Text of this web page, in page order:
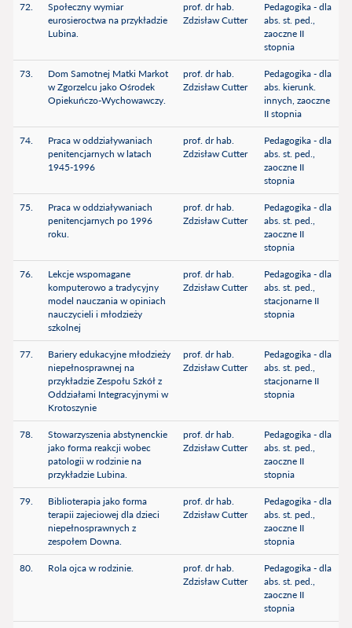
72.
Społeczny wymiar
eurosieroctwa na przykładzie
Lubina.
prof. dr hab.
Zdzisław Cutter
Pedagogika - dla
abs. st. ped.,
zaoczne II
stopnia
73.
Dom Samotnej Matki Markot
w Zgorzelcu jako Ośrodek
Opiekuńczo-Wychowawczy.
prof. dr hab.
Zdzisław Cutter
Pedagogika - dla
abs. kierunk.
innych, zaoczne
II stopnia
74.
Praca w oddziaływaniach
penitencjarnych w latach
1945-1996
prof. dr hab.
Zdzisław Cutter
Pedagogika - dla
abs. st. ped.,
zaoczne II
stopnia
75.
Praca w oddziaływaniach
penitencjarnych po 1996
roku.
prof. dr hab.
Zdzisław Cutter
Pedagogika - dla
abs. st. ped.,
zaoczne II
stopnia
76.
Lekcje wspomagane
komputerowo a tradycyjny
model nauczania w opiniach
nauczycieli i młodzieży
szkolnej
prof. dr hab.
Zdzisław Cutter
Pedagogika - dla
abs. st. ped.,
stacjonarne II
stopnia
77.
Bariery edukacyjne młodzieży
niepełnosprawnej na
przykładzie Zespołu Szkół z
Oddziałami Integracyjnymi w
Krotoszynie
prof. dr hab.
Zdzisław Cutter
Pedagogika - dla
abs. st. ped.,
stacjonarne II
stopnia
78.
Stowarzyszenia abstynenckie
jako forma reakcji wobec
patologii w rodzinie na
przykładzie Lubina.
prof. dr hab.
Zdzisław Cutter
Pedagogika - dla
abs. st. ped.,
zaoczne II
stopnia
79.
Biblioterapia jako forma
terapii zajeciowej dla dzieci
niepełnosprawnych z
zespołem Downa.
prof. dr hab.
Zdzisław Cutter
Pedagogika - dla
abs. st. ped.,
zaoczne II
stopnia
80. Rola ojca w rodzinie.
prof. dr hab.
Zdzisław Cutter
Pedagogika - dla
abs. st. ped.,
zaoczne II
stopnia